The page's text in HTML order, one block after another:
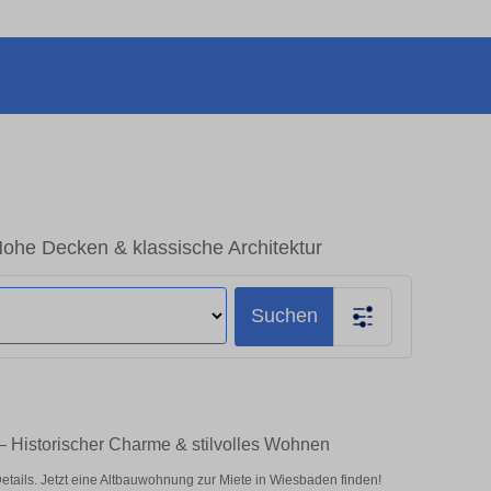
Decken & klassische Architektur
Suchen
Historischer Charme & stilvolles Wohnen
Jetzt eine Altbauwohnung zur Miete in Wiesbaden finden!